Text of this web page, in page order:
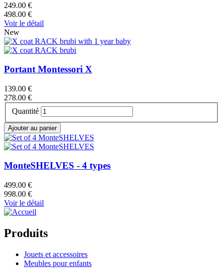
249.00 €
498.00 €
Voir le détail
New
Portant Montessori X
139.00 €
278.00 €
Quantité
MonteSHELVES - 4 types
499.00 €
998.00 €
Voir le détail
Produits
Jouets et accessoires
Meubles pour enfants